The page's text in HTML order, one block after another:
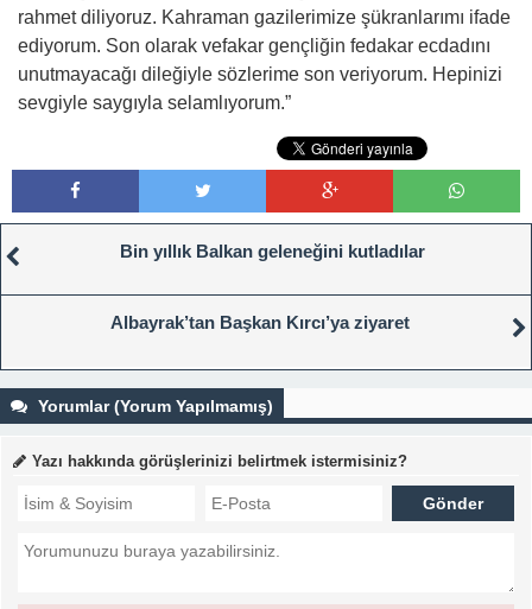
rahmet diliyoruz. Kahraman gazilerimize şükranlarımı ifade
ediyorum. Son olarak vefakar gençliğin fedakar ecdadını
unutmayacağı dileğiyle sözlerime son veriyorum. Hepinizi
sevgiyle saygıyla selamlıyorum.”
Bin yıllık Balkan geleneğini kutladılar
Albayrak’tan Başkan Kırcı’ya ziyaret
Yorumlar (Yorum Yapılmamış)
Yazı hakkında görüşlerinizi belirtmek istermisiniz?